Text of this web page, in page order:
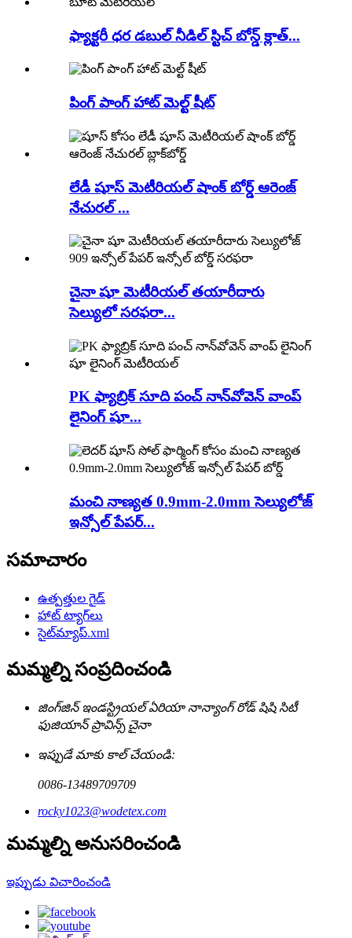
ఫ్యాక్టరీ ధర డబుల్ నీడిల్ స్టిచ్ బోన్డ్ క్లాత్...
పింగ్ పాంగ్ హాట్ మెల్ట్ షీట్
లేడీ షూస్ మెటీరియల్ షాంక్ బోర్డ్ ఆరెంజ్
నేచురల్ ...
చైనా షూ మెటీరియల్ తయారీదారు
సెల్యులో సరఫరా...
PK ఫ్యాబ్రిక్ సూది పంచ్ నాన్‌వోవెన్ వాంప్
లైనింగ్ షూ...
మంచి నాణ్యత 0.9mm-2.0mm సెల్యులోజ్
ఇన్సోల్ పేపర్...
సమాచారం
ఉత్పత్తుల గైడ్
హాట్ ట్యాగ్‌లు
సైట్‌మ్యాప్.xml
మమ్మల్ని సంప్రదించండి
జింగ్‌జిన్ ఇండస్ట్రియల్ ఏరియా నాన్యాంగ్ రోడ్ షిషి సిటీ
ఫుజియాన్ ప్రావిన్స్ చైనా
ఇప్పుడే మాకు కాల్ చేయండి:
0086-13489709709
rocky1023@wodetex.com
మమ్మల్ని అనుసరించండి
ఇప్పుడు విచారించండి